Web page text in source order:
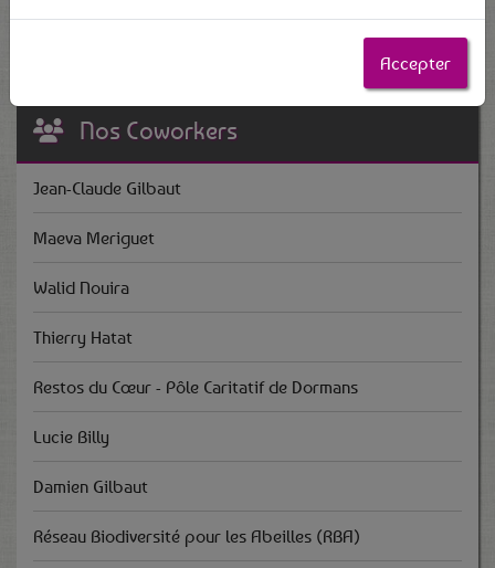
Nos Coworkers
Jean-Claude Gilbaut
Maeva Meriguet
Walid Nouira
Thierry Hatat
Restos du Cœur - Pôle Caritatif de Dormans
Lucie Billy
Damien Gilbaut
Réseau Biodiversité pour les Abeilles (RBA)
Accepter